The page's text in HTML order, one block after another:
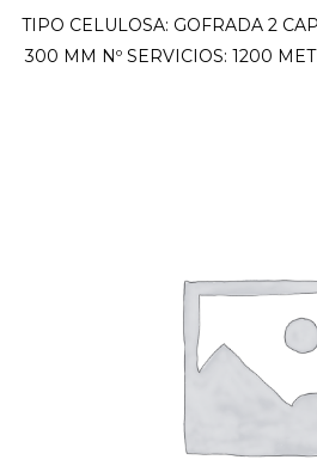
TIPO CELULOSA: GOFRADA 2
300 MM Nº SERVICIOS: 1200